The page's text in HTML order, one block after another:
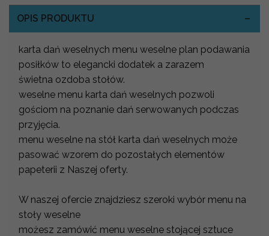
OPIS PRODUKTU
karta dań weselnych menu weselne plan podawania
posiłków to elegancki dodatek a zarazem
świetna ozdoba stołów.
weselne menu karta dań weselnych pozwoli
gościom na poznanie dań serwowanych podczas
przyjęcia.
menu weselne na stół karta dań weselnych może
pasować wzorem do pozostałych elementów
papeterii z Naszej oferty.
W naszej ofercie znajdziesz szeroki wybór menu na
stoły weselne
możesz zamówić menu weselne stojącej sztuce